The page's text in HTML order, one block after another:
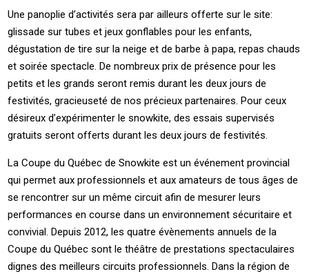
Une panoplie d’activités sera par ailleurs offerte sur le site:
glissade sur tubes et jeux gonflables pour les enfants,
dégustation de tire sur la neige et de barbe à papa, repas chauds
et soirée spectacle. De nombreux prix de présence pour les
petits et les grands seront remis durant les deux jours de
festivités, gracieuseté de nos précieux partenaires. Pour ceux
désireux d’expérimenter le snowkite, des essais supervisés
gratuits seront offerts durant les deux jours de festivités.
La Coupe du Québec de Snowkite est un événement provincial
qui permet aux professionnels et aux amateurs de tous âges de
se rencontrer sur un même circuit afin de mesurer leurs
performances en course dans un environnement sécuritaire et
convivial. Depuis 2012, les quatre évènements annuels de la
Coupe du Québec sont le théâtre de prestations spectaculaires
dignes des meilleurs circuits professionnels. Dans la région de